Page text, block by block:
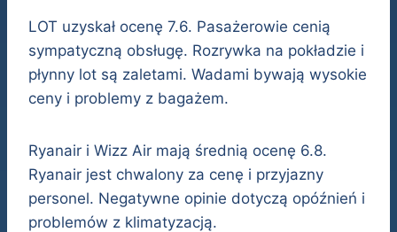
LOT uzyskał ocenę 7.6. Pasażerowie cenią
sympatyczną obsługę. Rozrywka na pokładzie i
płynny lot są zaletami. Wadami bywają wysokie
ceny i problemy z bagażem.
Ryanair i Wizz Air mają średnią ocenę 6.8.
Ryanair jest chwalony za cenę i przyjazny
personel. Negatywne opinie dotyczą opóźnień i
problemów z klimatyzacją.